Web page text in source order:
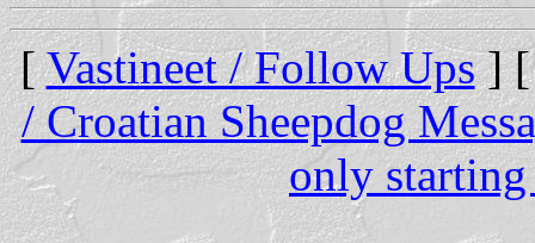
[Vastineet / Follow Ups]
/ Croatian Sheepdog
only